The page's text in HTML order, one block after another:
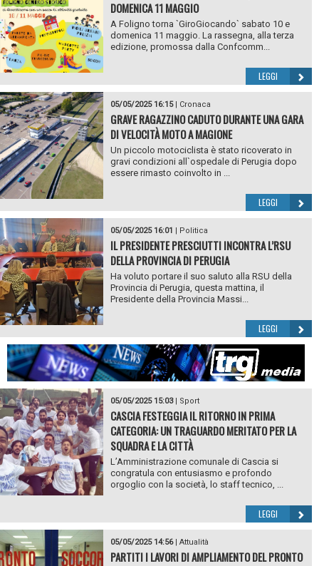
DOMENICA 11 MAGGIO
A Foligno torna `GiroGiocando` sabato 10 e
domenica 11 maggio. La rassegna, alla terza
edizione, promossa dalla Confcomm...
LEGGI
05/05/2025 16:15| Cronaca
GRAVE RAGAZZINO CADUTO DURANTE UNA GARA
DI VELOCITÀ MOTO A MAGIONE
Un piccolo motociclista è stato ricoverato in
gravi condizioni all`ospedale di Perugia dopo
essere rimasto coinvolto in ...
LEGGI
05/05/2025 16:01 Politica
IL PRESIDENTE PRESCIUTTI INCONTRA L’RSU
DELLA PROVINCIA DI PERUGIA
Ha voluto portare il suo saluto alla RSU della
Provincia di Perugia, questa mattina, il
Presidente della Provincia Massi...
LEGGI
05/05/2025 15:03| Sport
CASCIA FESTEGGIA IL RITORNO IN PRIMA
CATEGORIA: UN TRAGUARDO MERITATO PER LA
SQUADRA E LA CITTÀ
L’Amministrazione comunale di Cascia si
congratula con entusiasmo e profondo
orgoglio con la società, lo staff tecnico, ...
LEGGI
05/05/2025 14:56| Attualità
PARTITI I LAVORI DI AMPLIAMENTO DEL PRONTO